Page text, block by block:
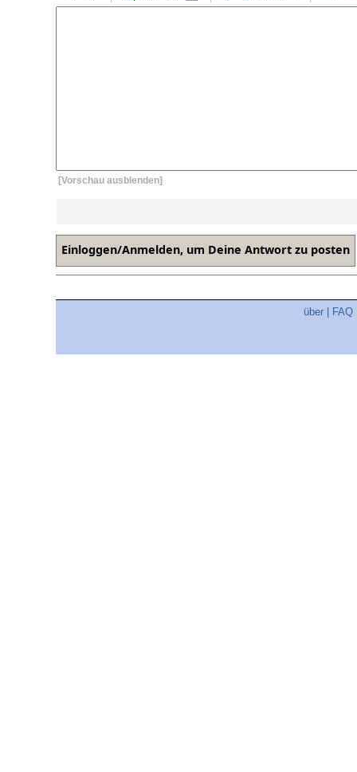
[Vorschau ausblenden]
über FAQ